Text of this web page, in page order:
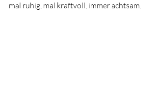
mal ruhig, mal kraftvoll, immer achtsam.